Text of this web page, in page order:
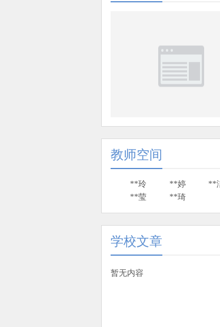
教师空间
**玲 **婷 **
**莹
**琦
学校文章
暂无内容